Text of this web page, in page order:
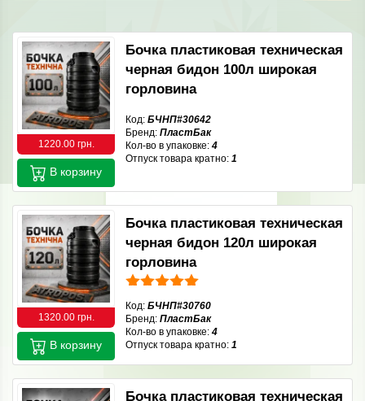
1220.00 грн.
Бочка пластиковая техническая
черная бидон 100л широкая
горловина
Код: БЧНП#30642
Бренд: ПластБак
Кол-во в упаковке: 4
Отпуск товара кратно: 1
В корзину
1320.00 грн.
Бочка пластиковая техническая
черная бидон 120л широкая
горловина
Код: БЧНП#30760
Бренд: ПластБак
Кол-во в упаковке: 4
Отпуск товара кратно: 1
В корзину
Бочка пластиковая техническая